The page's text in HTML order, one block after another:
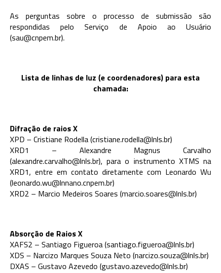
As perguntas sobre o processo de submissão são
respondidas pelo Serviço de Apoio ao Usuário
(sau@cnpem.br).
Lista de linhas de luz (e coordenadores) para esta
chamada:
Difração de raios X
XPD – Cristiane Rodella (cristiane.rodella@lnls.br)
XRD1 – Alexandre Magnus Carvalho
(alexandre.carvalho@lnls.br), para o instrumento XTMS na
XRD1, entre em contato diretamente com Leonardo Wu
(leonardo.wu@lnnano.cnpem.br)
XRD2 – Marcio Medeiros Soares (marcio.soares@lnls.br)
Absorção de Raios X
XAFS2 – Santiago Figueroa (santiago.figueroa@lnls.br)
XDS – Narcizo Marques Souza Neto (narcizo.souza@lnls.br)
DXAS – Gustavo Azevedo (gustavo.azevedo@lnls.br)